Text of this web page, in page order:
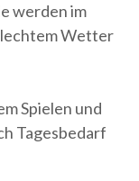
werden im
Wetter
Spielen und
Tagesbedarf